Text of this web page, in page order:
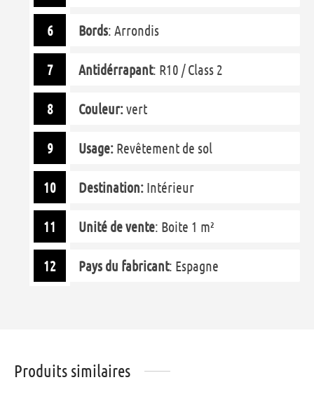
Bords: Arrondis
Antidérrapant: R10 / Class 2
Couleur:vert
Usage: Revêtement de sol
Destination: Intérieur
Unité de vente: Boite 1 m²
Pays du fabricant: Espagne
Produits similaires